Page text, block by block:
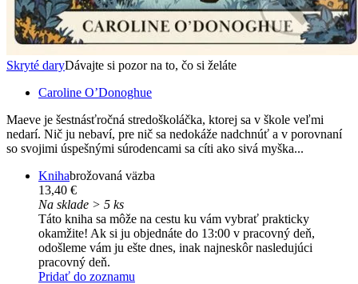
Skryté daryDávajte si pozor na to, čo si želáte
Caroline O’Donoghue
Maeve je šestnásťročná stredoškoláčka, ktorej sa v škole veľmi
nedarí. Nič ju nebaví, pre nič sa nedokáže nadchnúť a v porovnaní
so svojimi úspešnými súrodencami sa cíti ako sivá myška...
Knihabrožovaná väzba
13,40 €
Na sklade > 5 ks
Táto kniha sa môže na cestu ku vám vybrať prakticky
okamžite! Ak si ju objednáte do 13:00 v pracovný deň,
odošleme vám ju ešte dnes, inak najneskôr nasledujúci
pracovný deň.
Pridať do zoznamu